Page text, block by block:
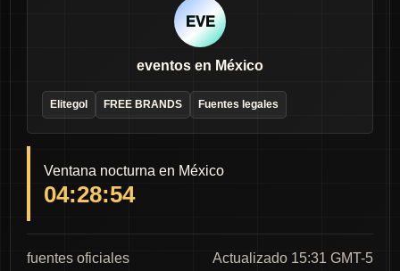
EVE
eventos en México
Elitegol FREE BRANDS Fuentes legales
Ventana nocturna en México
04:28:53
fuentes oficiales Actualizado 15:31 GMT-5